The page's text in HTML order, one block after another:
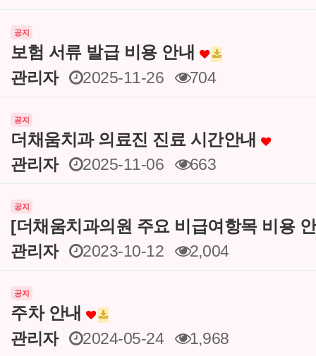
공지
보험 서류 발급 비용 안내
관리자
2025-11-26 704
공지
더채움치과 의료진 진료 시간안내
관리자
2025-11-06 663
공지
[더채움치과의원 주요 비급여항목 비용
관리자
2023-10-12 2,004
공지
주차 안내
관리자
2024-05-24 1,968